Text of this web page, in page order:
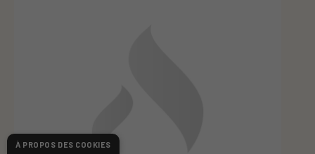
À PROPOS DES COOKIES